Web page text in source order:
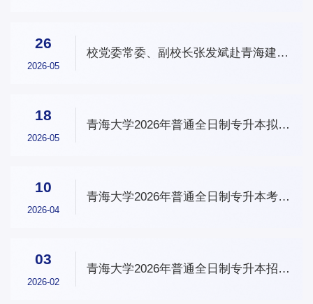
26
2026-05
校党委常委、副校长张发斌赴青海建筑
18
2026-05
青海大学2026年普通全日制专升本拟录
10
2026-04
青海大学2026年普通全日制专升本考试
03
2026-02
青海大学2026年普通全日制专升本招生